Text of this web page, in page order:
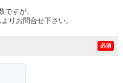
ですが、
りお問合せ下さい。
必須